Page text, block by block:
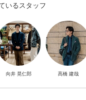
いるスタッフ
向井 晃仁郎 髙橋 建哉